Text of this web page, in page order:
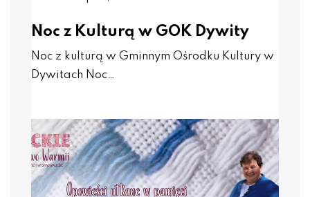
Noc z Kulturą w GOK Dywity
Noc z kulturą w Gminnym Ośrodku Kultury w
Dywitach Noc…